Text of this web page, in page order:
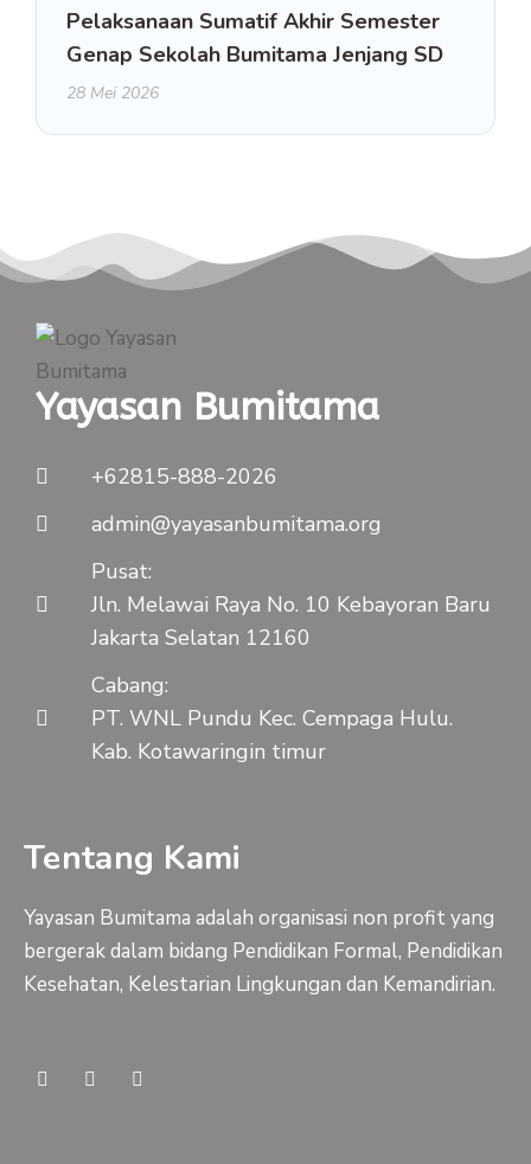
Pelaksanaan Sumatif Akhir Semester
Genap Sekolah Bumitama Jenjang SD
28 Mei 2026
Yayasan Bumitama
+62815-888-2026
admin@yayasanbumitama.org
Pusat:
Jln. Melawai Raya No. 10 Kebayoran Baru
Jakarta Selatan 12160
Cabang:
PT. WNL Pundu Kec. Cempaga Hulu.
Kab. Kotawaringin timur
Tentang Kami
Yayasan Bumitama adalah organisasi non profit yang
bergerak dalam bidang Pendidikan Formal, Pendidikan
Kesehatan, Kelestarian Lingkungan dan Kemandirian.
F
a
Y
o
I
n